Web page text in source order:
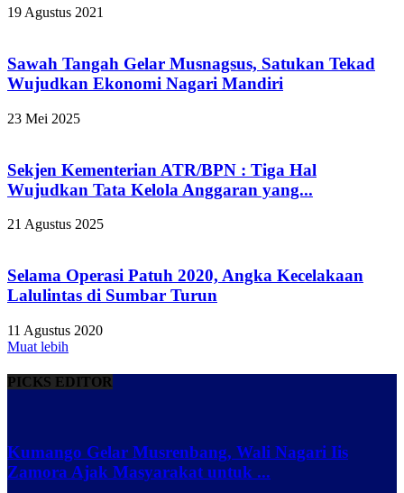
19 Agustus 2021
Sawah Tangah Gelar Musnagsus, Satukan Tekad
Wujudkan Ekonomi Nagari Mandiri
23 Mei 2025
Sekjen Kementerian ATR/BPN : Tiga Hal
Wujudkan Tata Kelola Anggaran yang...
21 Agustus 2025
Selama Operasi Patuh 2020, Angka Kecelakaan
Lalulintas di Sumbar Turun
11 Agustus 2020
Muat lebih
PICKS EDITOR
Kumango Gelar Musrenbang, Wali Nagari Iis
Zamora Ajak Masyarakat untuk ...